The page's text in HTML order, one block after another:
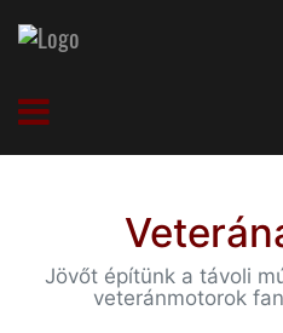
Jövőt építünk a távoli
veteránmotorok